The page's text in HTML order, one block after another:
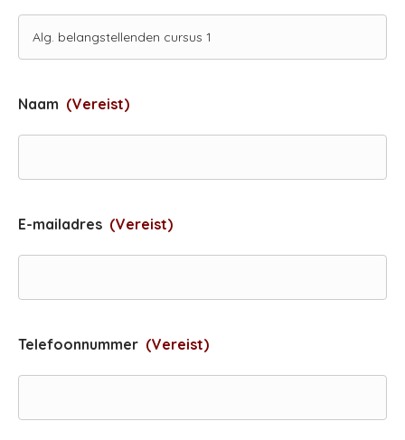
Naam (Vereist)
E-mailadres (Vereist)
Telefoonnummer (Vereist)